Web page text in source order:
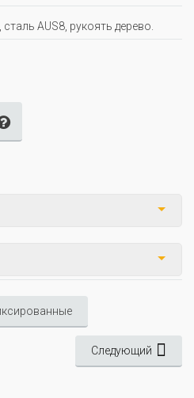
AUS8, рукоять дерево.
Следующий